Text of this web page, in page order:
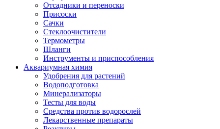
Отсадники и переноски
Присоски
Сачки
Стеклоочистители
Термометры
Шланги
Инструменты и приспособления
Аквариумная химия
Удобрения для растений
Водоподготовка
Минерализаторы
Тесты для воды
Средства против водорослей
Лекарственные препараты